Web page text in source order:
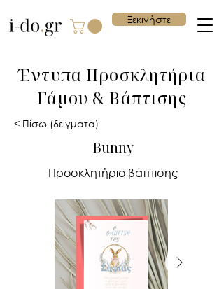
Ξεκινήστε
Έντυπα Προσκλητήρια
Γάμου & Βάπτισης
< Πίσω (δείγματα)
Bunny
Προσκλητήριο βάπτισης